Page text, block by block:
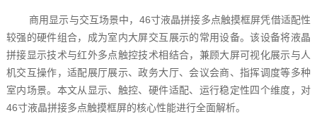
商用显示与交互场景中，46寸液晶拼接多点触摸框屏凭借适配性
较强的硬件组合，成为室内大屏交互展示的常用设备。该设备将液晶
拼接显示技术与红外多点触控技术相结合，兼顾大屏可视化展示与人
机交互操作，适配展厅展示、政务大厅、会议会商、指挥调度等多种
室内场景。本文从显示、触控、硬件适配、运行稳定性四个维度，对
46寸液晶拼接多点触摸框屏的核心性能进行全面解析。